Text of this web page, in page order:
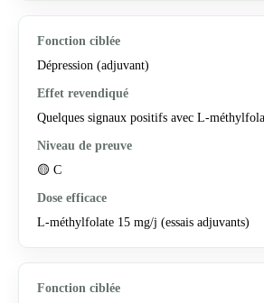
Dépression (adjuvant)
Quelques signaux positifs avec L-
🟡 C
L-méthylfolate 15 mg/j (essais adjuvants)